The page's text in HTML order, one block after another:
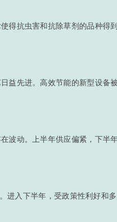
得抗虫害和抗除草剂的品种得到
益先进。高效节能的新型设备
波动。上半年供应偏紧，下半
进入下半年，受政策性利好和